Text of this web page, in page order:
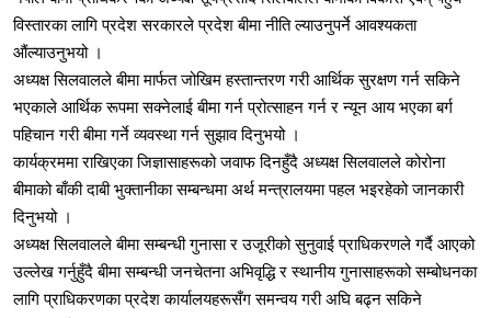
विस्तारका लागि प्रदेश सरकारले प्रदेश बीमा नीति ल्याउनुपर्ने आवश्यकता
औंल्याउनुभयो ।
अध्यक्ष सिलवालले बीमा मार्फत जोखिम हस्तान्तरण गरी आर्थिक सुरक्षण गर्न सकिने
भएकाले आर्थिक रूपमा सक्नेलाई बीमा गर्न प्रोत्साहन गर्न र न्यून आय भएका बर्ग
पहिचान गरी बीमा गर्ने व्यवस्था गर्न सुझाव दिनुभयो ।
कार्यक्रममा राखिएका जिज्ञासाहरूको जवाफ दिनहुँदै अध्यक्ष सिलवालले कोरोना
बीमाको बाँकी दाबी भुक्तानीका सम्बन्धमा अर्थ मन्त्रालयमा पहल भइरहेको जानकारी
दिनुभयो ।
अध्यक्ष सिलवालले बीमा सम्बन्धी गुनासा र उजूरीको सुनुवाई प्राधिकरणले गर्दै आएको
उल्लेख गर्नुहुँदै बीमा सम्बन्धी जनचेतना अभिवृद्धि र स्थानीय गुनासाहरूको सम्बोधनका
लागि प्राधिकरणका प्रदेश कार्यालयहरूसँग समन्वय गरी अघि बढ्न सकिने